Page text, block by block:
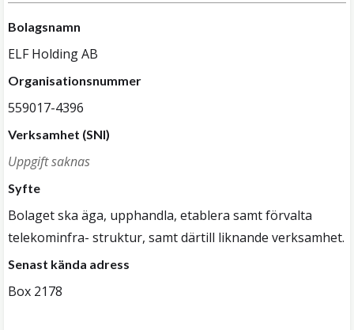
Bolagsnamn
ELF Holding AB
Organisationsnummer
559017-4396
Verksamhet (SNI)
Uppgift saknas
Syfte
Bolaget ska äga, upphandla, etablera samt förvalta
telekominfra- struktur, samt därtill liknande verksamhet.
Senast kända adress
Box 2178